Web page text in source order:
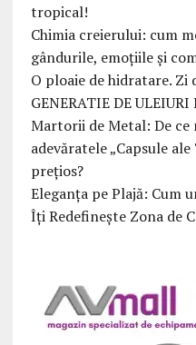
tropical!
Chimia creierului: cum
gândurile, emoțiile și
O ploaie de hidratare. Zi
GENERATIE DE ULEIURI
Martorii de Metal: De ce
adevăratele „Capsule
prețios?
Eleganța pe Plajă: Cum
Îți Redefinește Zona de